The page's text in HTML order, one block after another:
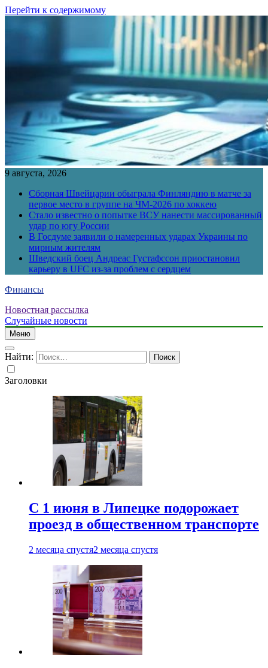
Перейти к содержимому
9 августа, 2026
Сборная Швейцарии обыграла Финляндию в матче за
первое место в группе на ЧМ-2026 по хоккею
Стало известно о попытке ВСУ нанести массированный
удар по югу России
В Госдуме заявили о намеренных ударах Украины по
мирным жителям
Шведский боец Андреас Густафссон приостановил
карьеру в UFC из-за проблем с сердцем
Финансы
Новостная рассылка
Случайные новости
Меню
Найти:
Заголовки
С 1 июня в Липецке подорожает
проезд в общественном транспорте
2 месяца спустя2 месяца спустя